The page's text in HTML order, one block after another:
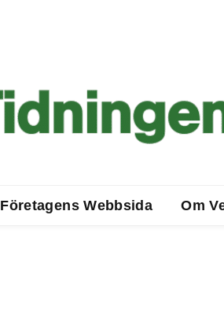
Företagens Webbsida Om